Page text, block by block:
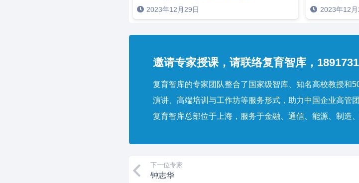
2023年12月29日 2023年12月
邀请专家授课，请联络复育智库，
复育智库的专家团队整合了国家级智库、知名高校教授和
演讲、高端培训与工作坊等服务形式，助力中国企业高管
复育智库总部位于上海，服务于金融、通信、能源、制造
下一位专家
钟志华